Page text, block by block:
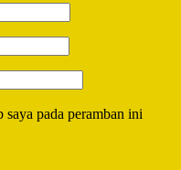
saya pada peramban ini